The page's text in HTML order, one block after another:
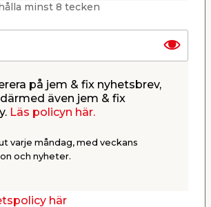
mer om Trygg e-handel här.
minst 8 tecken
på jem & fix nyhetsbrev,
även jem & fix
Läs policyn här.
varje måndag, med veckans
och nyheter.
här